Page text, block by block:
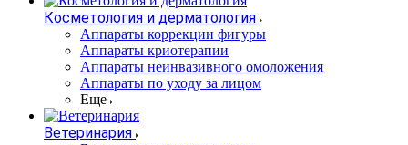
Косметология и дерматология
Аппараты коррекции фигуры
Аппараты криотерапии
Аппараты неинвазивного омоложения
Аппараты по уходу за лицом
Еще
Ветеринария